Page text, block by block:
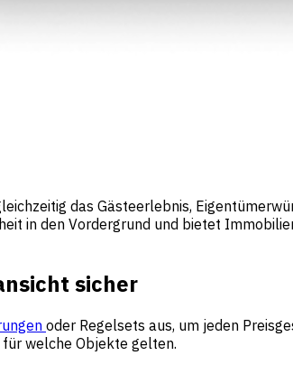
das Gästeerlebnis,
in den Vordergrund und bietet
sicher
oder Regelsets aus, um jeden
welche Objekte gelten.